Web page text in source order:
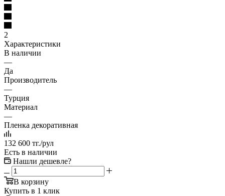
2
Характеристики
В наличии
—
Да
Производитель
—
Турция
Материал
—
Пленка декоративная
132 600 тг./рул
Есть в наличии
Нашли дешевле?
В корзину
Купить в 1 клик